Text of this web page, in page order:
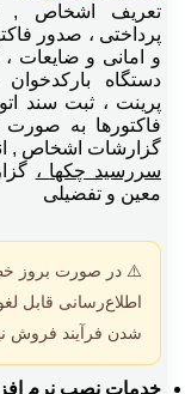
تعریف اشخاص ,
پرداختی ، صدور
و امانی و ضایعات ،
دستگاه بارکدخوان
پرینت ، ثبت سند
فاکتورها به
گزارشات اشخاص ,
سررسید چکها ،
معین و تفضیلی
⚠️ در صورت بروز
اطلاع‌رسانی قابل
شدن فرآیند فروش
خدمات نصب نرم